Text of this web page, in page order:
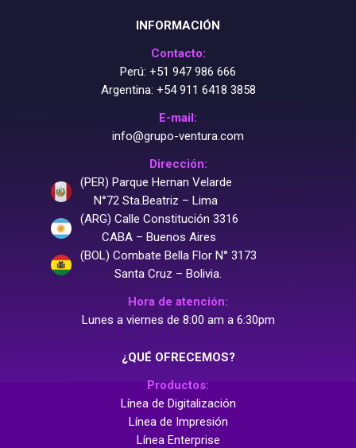
INFORMACIÓN
Contacto:
Perú: +51 947 986 666
Argentina: +54 911 6418 3858
E-mail:
info@grupo-ventura.com
Dirección:
(PER) Parque Hernan Velarde
N°72 Sta.Beatriz – Lima
(ARG) Calle Constitución 3316
CABA – Buenos Aires
(BOL) Combate Bella Flor N° 3173
Santa Cruz – Bolivia.
Hora de atención:
Lunes a viernes de 8:00 am a 6:30pm
¿QUÉ OFRECEMOS?
Productos:
Línea de Digitalización
Línea de Impresión
Línea Enterprise